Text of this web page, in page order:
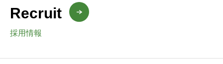
Recruit
採用情報